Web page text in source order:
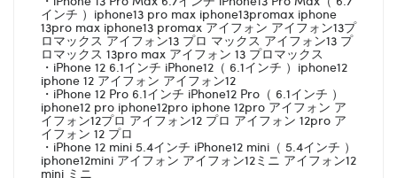
インチ ）iphone13 pro max iphone13promax iphone
13pro max iphone13 promax アイフォン アイフォン13プ
ロマックス アイフォン13 プロ マックス アイフォン13 プ
ロマックス 13pro max アイフォン 13 プロマックス
・iPhone 12 6.1インチ iPhone12（ 6.1インチ ）iphone12
iphone 12 アイフォン アイフォン12
・iPhone 12 Pro 6.1インチ iPhone12 Pro（ 6.1インチ ）
iphone12 pro iphone12pro iphone 12pro アイフォン ア
イフォン12プロ アイフォン12 プロ アイフォン 12pro ア
イフォン 12 プロ
・iPhone 12 mini 5.4インチ iPhone12 mini（ 5.4インチ ）
iphone12mini アイフォン アイフォン12ミニ アイフォン12
mini ミニ